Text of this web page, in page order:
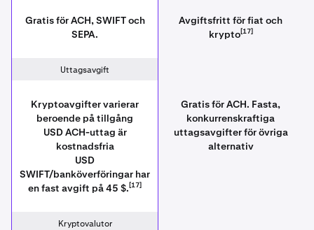
Gratis för ACH, SWIFT och
SEPA.
Avgiftsfritt för fiat och
krypto[17]
Uttagsavgift
Kryptoavgifter varierar
beroende på tillgång
USD ACH-uttag är
kostnadsfria
USD
SWIFT/banköverföringar har
en fast avgift på 45 $.[17]
Gratis för ACH. Fasta,
konkurrenskraftiga
uttagsavgifter för övriga
alternativ
Kryptovalutor